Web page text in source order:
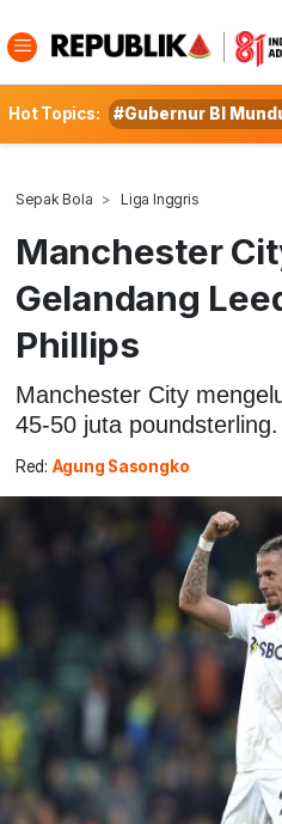
Hot Topics: #Gubernur BI
Sepak Bola Liga Inggris
Manchester
Gelandang
Phillips
Manchester City
45-50 juta poundsterling.
Red: Agung Sasongko